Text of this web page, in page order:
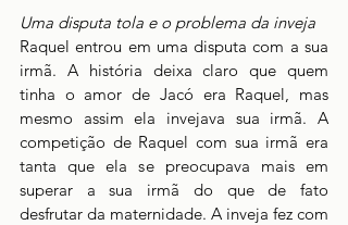
Uma disputa tola e o problema da inveja
Raquel entrou em uma disputa com a sua
irmã. A história deixa claro que quem
tinha o amor de Jacó era Raquel, mas
mesmo assim ela invejava sua irmã. A
competição de Raquel com sua irmã era
tanta que ela se preocupava mais em
superar a sua irmã do que de fato
desfrutar da maternidade. A inveja fez com